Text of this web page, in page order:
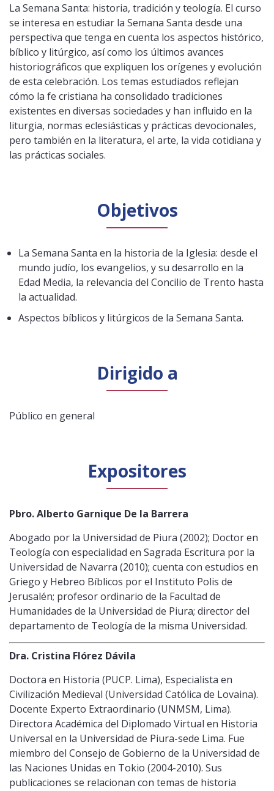
La Semana Santa: historia, tradición y teología. El curso
se interesa en estudiar la Semana Santa desde una
perspectiva que tenga en cuenta los aspectos histórico,
bíblico y litúrgico, así como los últimos avances
historiográficos que expliquen los orígenes y evolución
de esta celebración. Los temas estudiados reflejan
cómo la fe cristiana ha consolidado tradiciones
existentes en diversas sociedades y han influido en la
liturgia, normas eclesiásticas y prácticas devocionales,
pero también en la literatura, el arte, la vida cotidiana y
las prácticas sociales.
Objetivos
La Semana Santa en la historia de la Iglesia: desde el
mundo judío, los evangelios, y su desarrollo en la
Edad Media, la relevancia del Concilio de Trento hasta
la actualidad.
Aspectos bíblicos y litúrgicos de la Semana Santa.
Dirigido a
Público en general
Expositores
Pbro. Alberto Garnique De la Barrera
Abogado por la Universidad de Piura (2002); Doctor en
Teología con especialidad en Sagrada Escritura por la
Universidad de Navarra (2010); cuenta con estudios en
Griego y Hebreo Bíblicos por el Instituto Polis de
Jerusalén; profesor ordinario de la Facultad de
Humanidades de la Universidad de Piura; director del
departamento de Teología de la misma Universidad.
Dra. Cristina Flórez Dávila
Doctora en Historia (PUCP. Lima), Especialista en
Civilización Medieval (Universidad Católica de Lovaina).
Docente Experto Extraordinario (UNMSM, Lima).
Directora Académica del Diplomado Virtual en Historia
Universal en la Universidad de Piura-sede Lima. Fue
miembro del Consejo de Gobierno de la Universidad de
las Naciones Unidas en Tokio (2004-2010). Sus
publicaciones se relacionan con temas de historia